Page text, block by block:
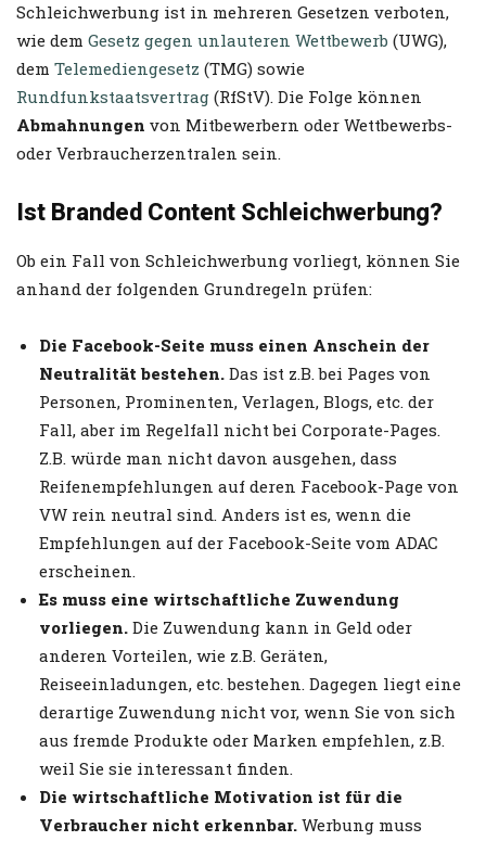
Schleichwerbung ist in mehreren Gesetzen verboten,
wie dem Gesetz gegen unlauteren Wettbewerb (UWG),
dem Telemediengesetz (TMG) sowie
Rundfunkstaatsvertrag (RfStV). Die Folge können
Abmahnungen von Mitbewerbern oder Wettbewerbs-
oder Verbraucherzentralen sein.
Ist Branded Content Schleichwerbung?
Ob ein Fall von Schleichwerbung vorliegt, können Sie
anhand der folgenden Grundregeln prüfen:
Die Facebook-Seite muss einen Anschein der
Neutralität bestehen. Das ist z.B. bei Pages von
Personen, Prominenten, Verlagen, Blogs, etc. der
Fall, aber im Regelfall nicht bei Corporate-Pages.
Z.B. würde man nicht davon ausgehen, dass
Reifenempfehlungen auf deren Facebook-Page von
VW rein neutral sind. Anders ist es, wenn die
Empfehlungen auf der Facebook-Seite vom ADAC
erscheinen.
Es muss eine wirtschaftliche Zuwendung
vorliegen. Die Zuwendung kann in Geld oder
anderen Vorteilen, wie z.B. Geräten,
Reiseeinladungen, etc. bestehen. Dagegen liegt eine
derartige Zuwendung nicht vor, wenn Sie von sich
aus fremde Produkte oder Marken empfehlen, z.B.
weil Sie sie interessant finden.
Die wirtschaftliche Motivation ist für die
Verbraucher nicht erkennbar. Werbung muss